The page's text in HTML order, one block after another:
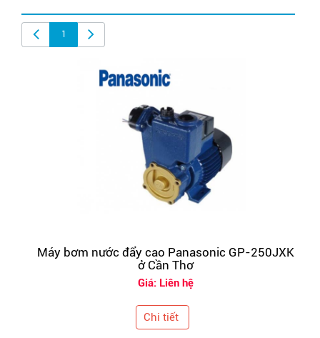
1
Máy bơm nước đẩy cao Panasonic GP-250JXK
ở Cần Thơ
Giá: Liên hệ
Chi tiết